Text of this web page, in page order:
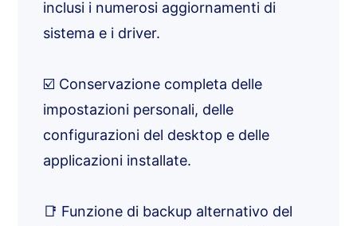
inclusi i numerosi aggiornamenti di
sistema e i driver.
☑️ Conservazione completa delle
impostazioni personali, delle
configurazioni del desktop e delle
applicazioni installate.
📑 Funzione di backup alternativo del